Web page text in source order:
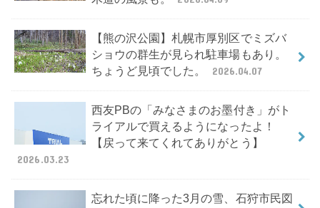
【熊の沢公園】札幌市厚別区でミズバ
ショウの群生が見られ駐車場もあり。
ちょうど見頃でした。
2026.04.07
西友PBの「みなさまのお墨付き」がト
ライアルで買えるようになったよ！
【戻って来てくれてありがとう】
2026.03.23
忘れた頃に降った3月の雪、石狩市民図